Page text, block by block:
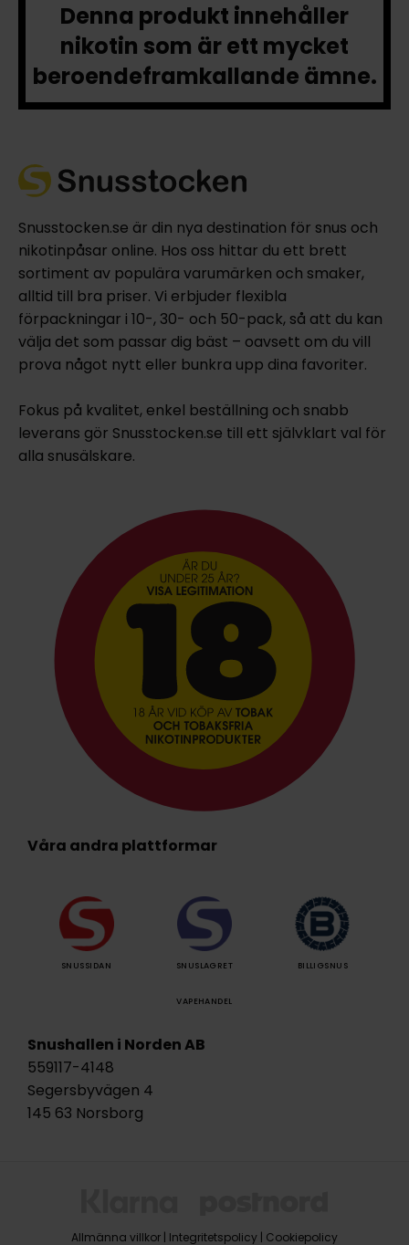
Denna produkt innehåller
nikotin som är ett mycket
beroendeframkallande ämne.
Snusstocken.se är din nya destination för snus och
nikotinpåsar online. Hos oss hittar du ett brett
sortiment av populära varumärken och smaker,
alltid till bra priser. Vi erbjuder flexibla
förpackningar i 10-, 30- och 50-pack, så att du kan
välja det som passar dig bäst – oavsett om du vill
prova något nytt eller bunkra upp dina favoriter.
Fokus på kvalitet, enkel beställning och snabb
leverans gör Snusstocken.se till ett självklart val för
alla snusälskare.
Våra andra plattformar
SNUSSIDAN SNUSLAGRET BILLIGSNUS
VAPEHANDEL
Snushallen i Norden AB
559117-4148
Segersbyvägen 4
145 63 Norsborg
Allmänna villkor | Integritetspolicy | Cookiepolicy